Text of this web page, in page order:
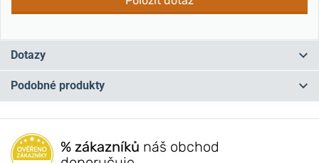
Dotazy
Máte otázku? Zanechte nám komentář
Přidat dotaz
Podobné produkty
% zákazníků náš obchod